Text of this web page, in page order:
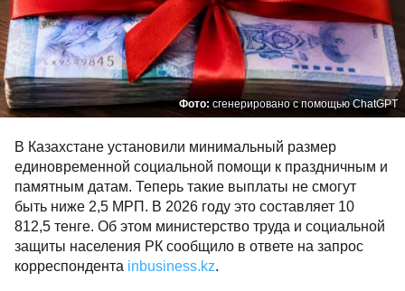
Фото: сгенерировано с помощью ChatGPT
В Казахстане установили минимальный размер
единовременной социальной помощи к праздничным и
памятным датам. Теперь такие выплаты не смогут
быть ниже 2,5 МРП. В 2026 году это составляет 10
812,5 тенге. Об этом министерство труда и социальной
защиты населения РК сообщило в ответе на запрос
корреспондента inbusiness.kz.